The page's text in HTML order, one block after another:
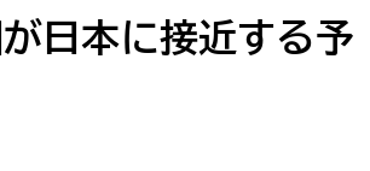
日本に接近する予